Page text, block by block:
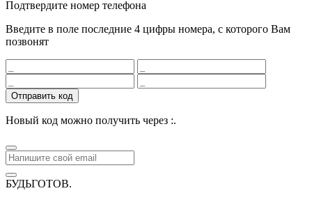
Подтвердите номер телефона
Введите в поле последние 4 цифры номера, с которого Вам
позвонят
Отправить код
Новый код можно получить через :.
БУДЬГОТОВ.